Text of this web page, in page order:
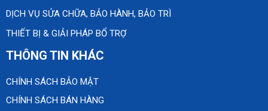
DỊCH VỤ SỬA CHỮA, BẢO HÀNH, BẢO TRÌ
THIẾT BỊ & GIẢI PHÁP BỔ TRỢ
THÔNG TIN KHÁC
CHÍNH SÁCH BẢO MẬT
CHÍNH SÁCH BÁN HÀNG